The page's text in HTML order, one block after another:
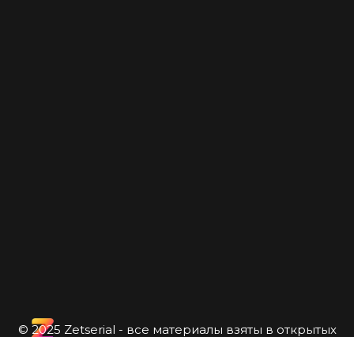
© 2025 Zetserial - все материалы взяты в открытых